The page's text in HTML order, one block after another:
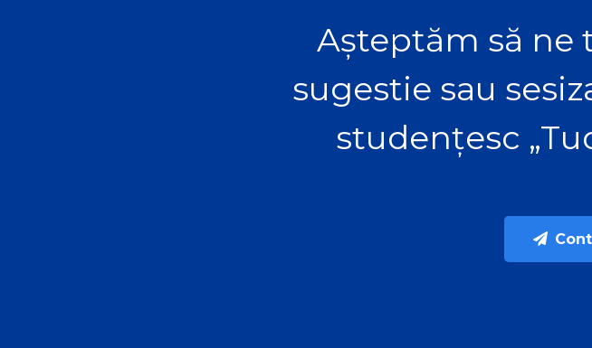
Așteptăm să ne
sugestie sau
studențesc